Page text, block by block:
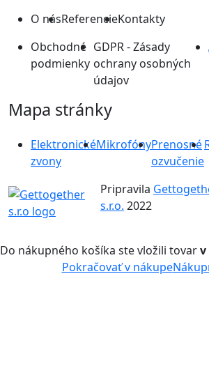
O násReferencieKontakty
Obchodné
podmienky
GDPR - Zásady
ochrany osobných
údajov
Mapa stránky
Elektronické
zvony
MikrofónyPrenosné
ozvučenie
Pripravila
s.r.o. 2022
Do nákupného košíka ste vložili tovarv
Pokračovať v nákupe